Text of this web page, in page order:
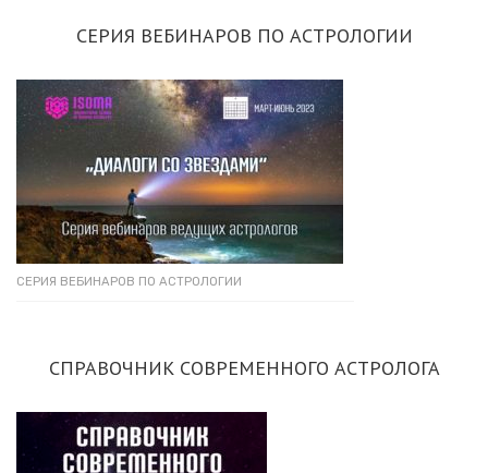
СЕРИЯ ВЕБИНАРОВ ПО АСТРОЛОГИИ
СЕРИЯ ВЕБИНАРОВ ПО АСТРОЛОГИИ
СПРАВОЧНИК СОВРЕМЕННОГО АСТРОЛОГА